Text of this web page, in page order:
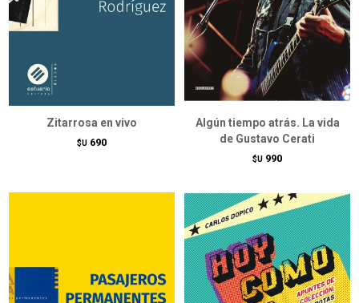
Zitarrosa en vivo
$U 690
Algún tiempo atrás. La vida
de Gustavo Cerati
$U 990